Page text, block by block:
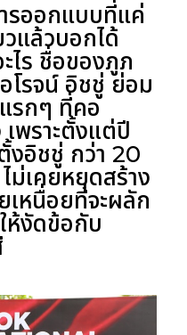
รออกแบบที่แค่
แล้วบอกได้
ไร ชื่อของภูภ
โรจน์ อิชชู่ ย่อม
รกๆ ที่คอ
พราะตั้งแต่ปี
งอิชชู่ กว่า 20
ม่เคยหยุดสร้าง
เหนื่อยที่จะผลัก
ห้งัดข้อกับ